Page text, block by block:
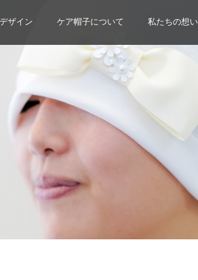
デザイン ケア帽子について 私たちの想い